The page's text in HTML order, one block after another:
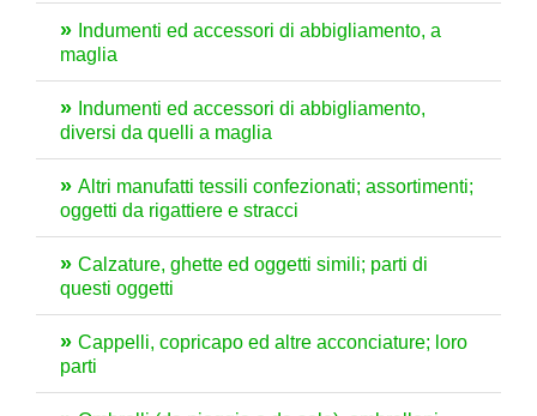
Indumenti ed accessori di abbigliamento, a
maglia
Indumenti ed accessori di abbigliamento,
diversi da quelli a maglia
Altri manufatti tessili confezionati; assortimenti;
oggetti da rigattiere e stracci
Calzature, ghette ed oggetti simili; parti di
questi oggetti
Cappelli, copricapo ed altre acconciature; loro
parti